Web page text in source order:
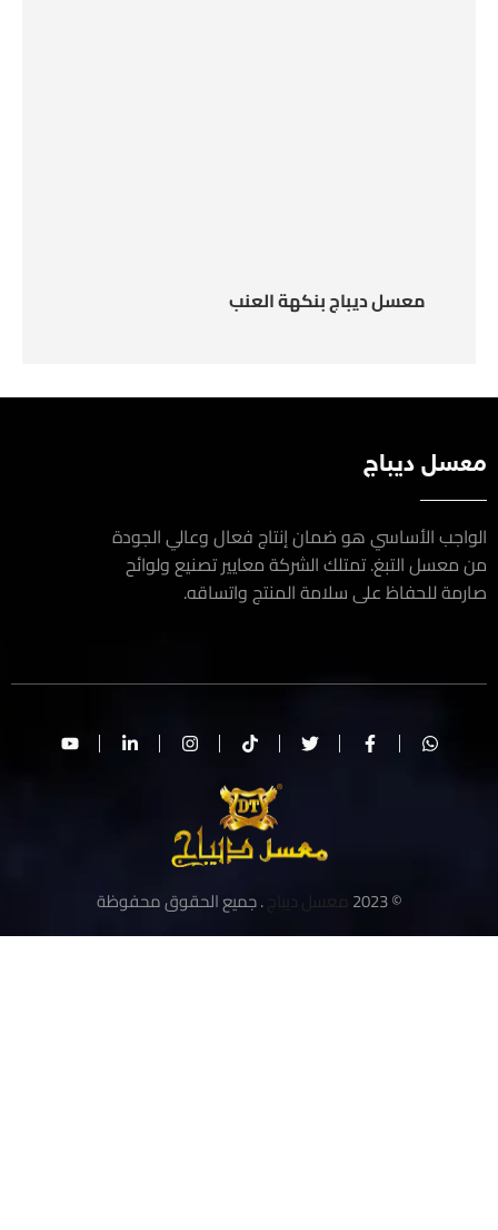
معسل ديباج بنكهة العنب
ديباج
الأساسي هو ضمان إنتاج فعال وعالي الجودة
التبغ. تمتلك الشركة معايير تصنيع ولوائح
للحفاظ على سلامة المنتج واتساقه.
معسل ديباج. جميع الحقوق محفوظة